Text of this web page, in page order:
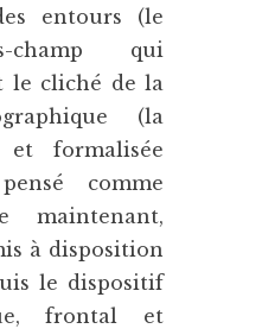
entours (le
champ qui
le cliché de la
(la
formalisée
comme
maintenant,
à disposition
le dispositif
frontal et